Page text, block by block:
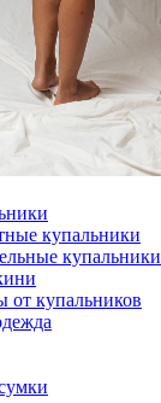
купальники
купальники
от купальников